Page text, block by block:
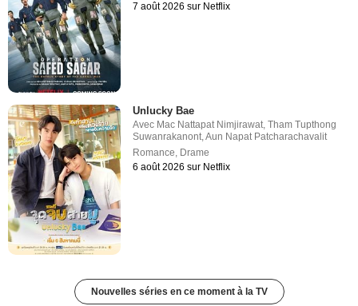
7 août 2026 sur Netflix
Unlucky Bae
Avec Mac Nattapat Nimjirawat ,Tham Tupthong
Suwanrakanont ,Aun Napat Patcharachavalit
Romance Drame
6 août 2026 sur Netflix
Nouvelles séries en ce moment à la TV